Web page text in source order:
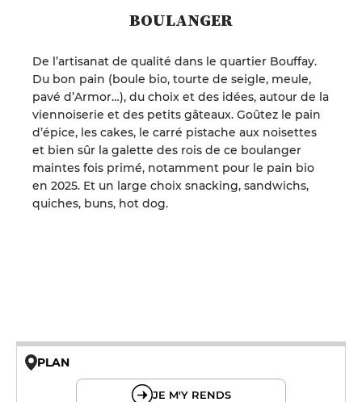
BOULANGER
De l’artisanat de qualité dans le quartier Bouffay.
Du bon pain (boule bio, tourte de seigle, meule,
pavé d’Armor…), du choix et des idées, autour de la
viennoiserie et des petits gâteaux. Goûtez le pain
d’épice, les cakes, le carré pistache aux noisettes
et bien sûr la galette des rois de ce boulanger
maintes fois primé, notamment pour le pain bio
en 2025. Et un large choix snacking, sandwichs,
quiches, buns, hot dog.
PLAN
JE M'Y RENDS